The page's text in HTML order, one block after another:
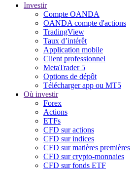
Investir
Compte OANDA
OANDA compte d'actions
TradingView
Taux d’intérêt
Application mobile
Client professionnel
MetaTrader 5
Options de dépôt
Télécharger app ou MT5
Où investir
Forex
Actions
ETFs
CFD sur actions
CFD sur indices
CFD sur matières premières
CFD sur crypto-monnaies
CFD sur fonds ETF